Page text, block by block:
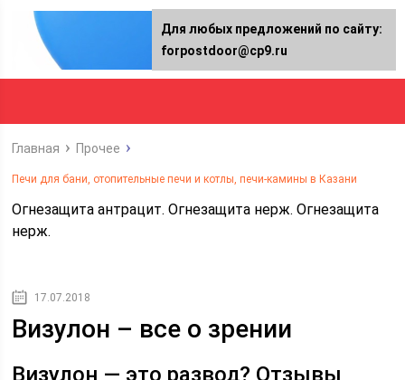
Главная Прочее
Печи для бани, отопительные печи и котлы, печи-камины в Казани
Огнезащита антрацит. Огнезащита нерж. Огнезащита
нерж.
17.07.2018
Визулон – все о зрении
Визулон — это развод? Отзывы
Для любых предложений по сайту:
forpostdoor@cp9.ru